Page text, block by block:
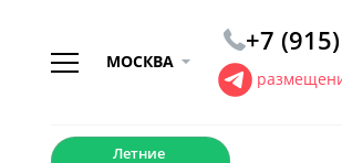
МОСКВА
+7
Летние